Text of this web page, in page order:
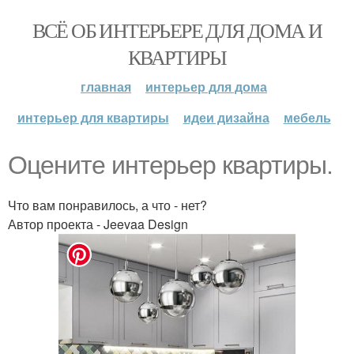
ВСЁ ОБ ИНТЕРЬЕРЕ ДЛЯ ДОМА И
КВАРТИРЫ
главная
интерьер для дома
интерьер для квартиры
идеи дизайна мебель
Оцените интерьер квартиры.
Что вам понравилось, а что - нет?
Автор проекта - Jeevaa Design